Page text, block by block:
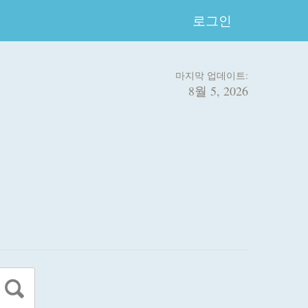
로그인
마지막 업데이트:
8월 5, 2026